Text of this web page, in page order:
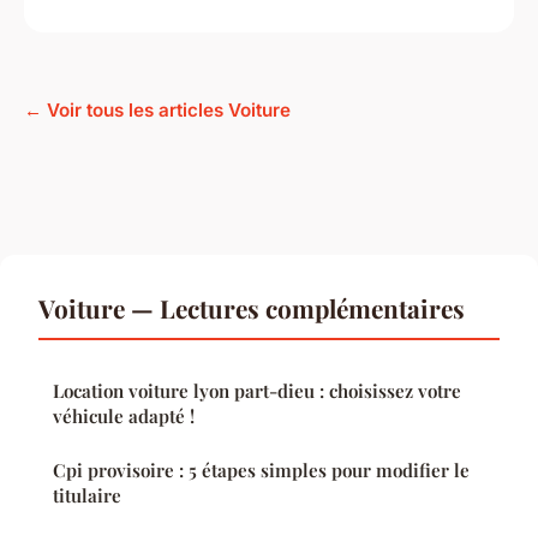
← Voir tous les articles Voiture
Voiture — Lectures complémentaires
Location voiture lyon part-dieu : choisissez votre
véhicule adapté !
Cpi provisoire : 5 étapes simples pour modifier le
titulaire